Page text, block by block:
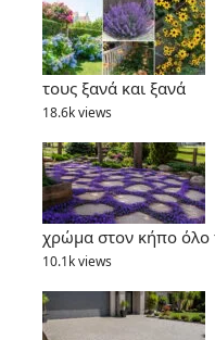
τους ξανά και ξανά
18.6k views
χρώμα στον κήπο
10.1k views